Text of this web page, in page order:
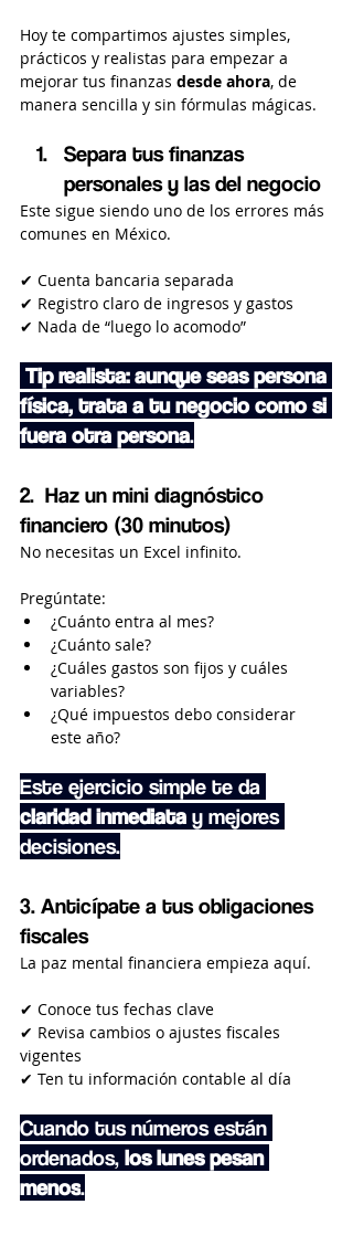
Hoy te compartimos ajustes simples,
prácticos y realistas para empezar a
mejorar tus finanzas desde ahora, de
manera sencilla y sin fórmulas mágicas.
Separa tus finanzas
personales y las del negocio
Este sigue siendo uno de los errores más
comunes en México.
✔ Cuenta bancaria separada
✔ Registro claro de ingresos y gastos
✔ Nada de “luego lo acomodo”
Tip realista: aunque seas persona
física, trata a tu negocio como si
fuera otra persona.
2.  Haz un mini diagnóstico
financiero (30 minutos)
No necesitas un Excel infinito.
Pregúntate:
¿Cuánto entra al mes?
¿Cuánto sale?
¿Cuáles gastos son fijos y cuáles
variables?
¿Qué impuestos debo considerar
este año?
Este ejercicio simple te da
claridad inmediata y mejores
decisiones.
3. Anticípate a tus obligaciones
fiscales
La paz mental financiera empieza aquí.
✔ Conoce tus fechas clave
✔ Revisa cambios o ajustes fiscales
vigentes
✔ Ten tu información contable al día
Cuando tus números están
ordenados, los lunes pesan
menos.